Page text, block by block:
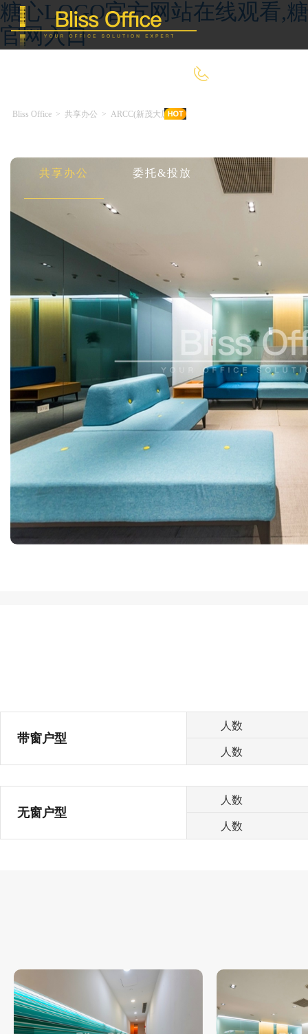
糖心LOGO官方网站在线观看,
官网入口
共享办公 委托&投放
Bliss Office > 共享办公 > ARCC(新茂大厦)
带窗户型
人数
人数
无窗户型
人数
人数